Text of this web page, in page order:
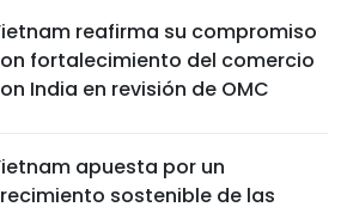
reafirma su compromiso
fortalecimiento del comercio
India en revisión de OMC
apuesta por un
sostenible de las